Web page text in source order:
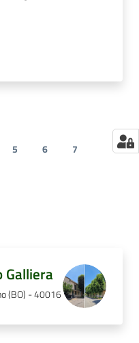
Pagina
5 Pagina
6 Pagina
7
Galliera
(BO) - 40016